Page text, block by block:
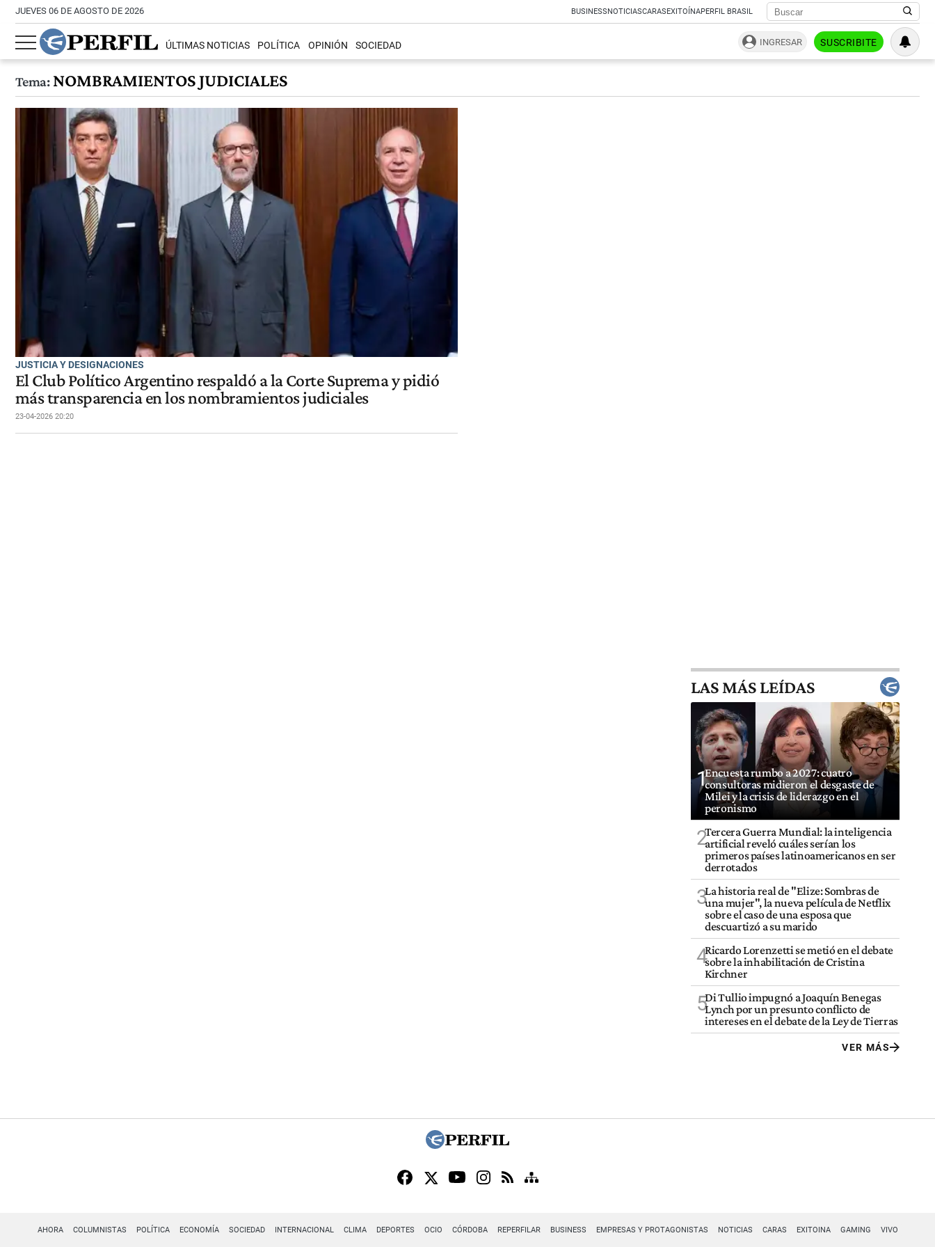
JUEVES 06 DE AGOSTO DE 2026 BUSINESSNOTICIASCARASEXITOÍNAPERFIL BRASIL
ÚLTIMAS NOTICIAS POLÍTICA OPINIÓN SOCIEDAD INGRESAR SUSCRIBITE
Tema:NOMBRAMIENTOS JUDICIALES
JUSTICIA Y DESIGNACIONES
El Club Político Argentino respaldó a la Corte Suprema y pidió
más transparencia en los nombramientos judiciales
23-04-2026 20:20
LAS MÁS LEÍDAS
1Encuesta rumbo a 2027: cuatro
consultoras midieron el desgaste de
Milei y la crisis de liderazgo en el
peronismo
2Tercera Guerra Mundial: la inteligencia
artificial reveló cuáles serían los
primeros países latinoamericanos en ser
derrotados
3La historia real de "Elize: Sombras de
una mujer", la nueva película de Netflix
sobre el caso de una esposa que
descuartizó a su marido
4Ricardo Lorenzetti se metió en el debate
sobre la inhabilitación de Cristina
Kirchner
5Di Tullio impugnó a Joaquín Benegas
Lynch por un presunto conflicto de
intereses en el debate de la Ley de Tierras
VER MÁS
AHORA COLUMNISTAS POLÍTICA ECONOMÍA SOCIEDAD INTERNACIONAL CLIMA DEPORTES OCIO CÓRDOBA REPERFILAR BUSINESS EMPRESAS Y PROTAGONISTAS NOTICIAS CARAS EXITOINA GAMING VIVO